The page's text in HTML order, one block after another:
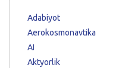
Adabiyot
Aerokosmonavtika
AI
Aktyorlik